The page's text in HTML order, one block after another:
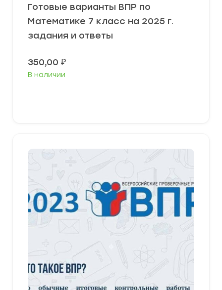
Готовые варианты ВПР по
Математике 7 класс на 2025 г.
задания и ответы
350,00 ₽
В наличии